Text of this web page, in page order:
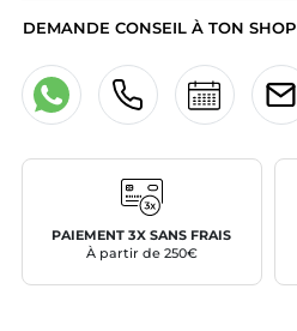
DEMANDE CONSEIL À TON SHOP
PAIEMENT 3X SANS FRAIS
À partir de 250€